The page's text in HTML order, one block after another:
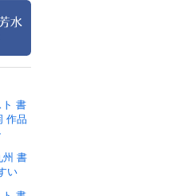
書
作品
州 書
い